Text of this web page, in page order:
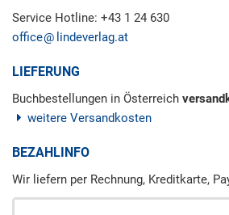
Service Hotline: +43 1 24 630
office
lindeverlag.at
LIEFERUNG
Buchbestellungen in Österreich
weitere Versandkosten
BEZAHLINFO
Wir liefern per Rechnung, Kreditkarte,